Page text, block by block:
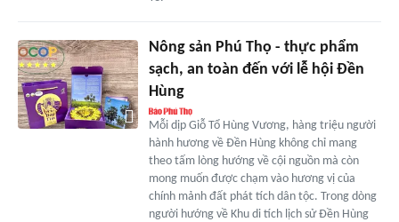
Nông sản Phú Thọ - thực phẩm
sạch, an toàn đến với lễ hội Đền
Hùng
Mỗi dịp Giỗ Tổ Hùng Vương, hàng triệu người
hành hương về Đền Hùng không chỉ mang
theo tấm lòng hướng về cội nguồn mà còn
mong muốn được chạm vào hương vị của
chính mảnh đất phát tích dân tộc. Trong dòng
người hướng về Khu di tích lịch sử Đền Hùng